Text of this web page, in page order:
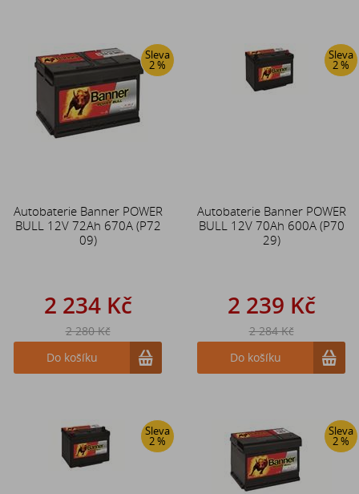
Sleva
2 %
Autobaterie Banner POWER
BULL 12V 72Ah 670A (P72
09)
2 234 Kč
2 280 Kč
Do košíku
Sleva
2 %
Autobaterie Banner POWER
BULL 12V 70Ah 600A (P70
29)
2 239 Kč
2 284 Kč
Do košíku
Sleva
2 %
Sleva
2 %